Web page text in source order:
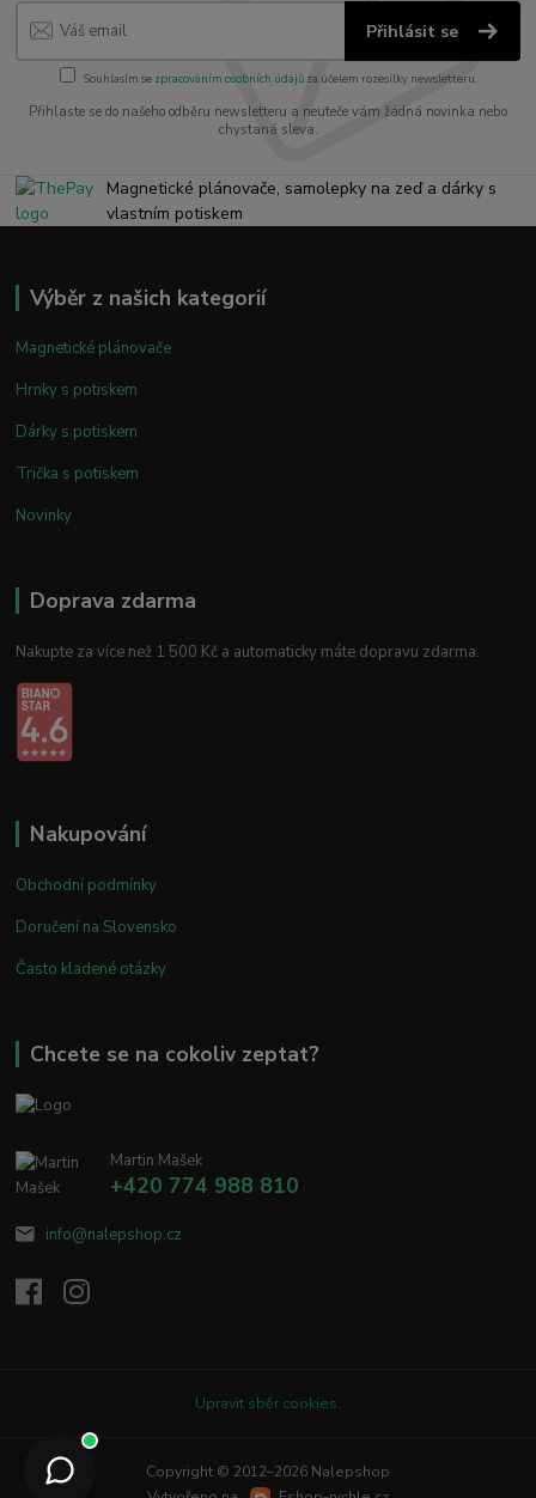
Přihlásit se
Souhlasím se zpracováním osobních údajůza účelem rozesílky newsletteru.
Přihlaste se do našeho odběru newsletteru a neuteče vám žádná novinka nebo
chystaná sleva.
Magnetické plánovače, samolepky na zeď a dárky s
vlastním potiskem
Výběr z našich kategorií
Magnetické plánovače
Hrnky s potiskem
Dárky s potiskem
Trička s potiskem
Novinky
Doprava zdarma
Nakupte za více než 1 500 Kč a automaticky máte dopravu zdarma.
Nakupování
Obchodní podmínky
Doručení na Slovensko
Často kladené otázky
Chcete se na cokoliv zeptat?
Martin Mašek
+420 774 988 810
info@nalepshop.cz
Upravit sběr cookies.
Copyright © 2012–2026 Nalepshop